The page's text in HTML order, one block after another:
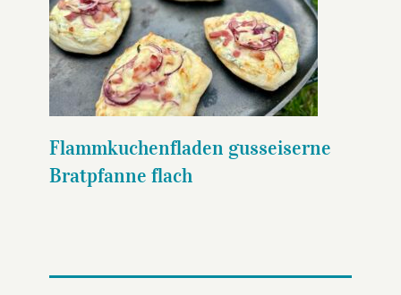
Flammkuchenfladen
gusseiserne Bratpfanne flach
Flammkuchenfladen gusseiserne
Bratpfanne flach